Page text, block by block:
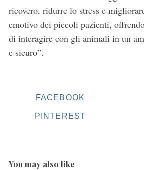
ricovero, ridurre lo stress e
emotivo dei piccoli pazienti,
di interagire con gli animali in un
e sicuro”.
FACEBOOK
PINTEREST
You may also like
o
r
: